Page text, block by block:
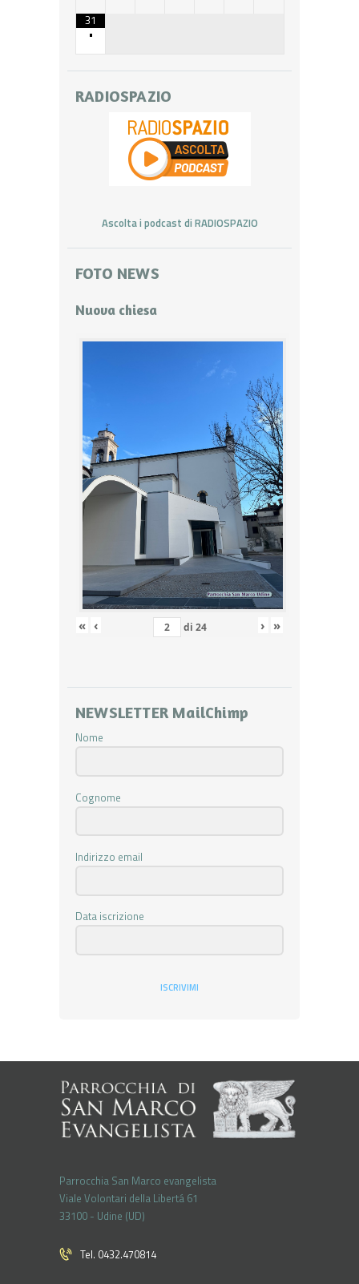
31
•
RADIOSPAZIO
Ascolta i podcast di RADIOSPAZIO
FOTO NEWS
Nuova chiesa
« ‹ di 24 › »
NEWSLETTER MailChimp
Nome
Cognome
Indirizzo email
Data iscrizione
ISCRIVIMI
Parrocchia San Marco evangelista
Viale Volontari della Libertá 61
33100 - Udine (UD)
Tel. 0432.470814